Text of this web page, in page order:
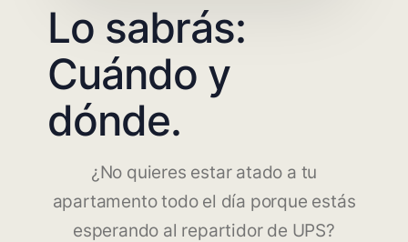
Lo sabrás:
Cuándo y
dónde.
¿No quieres estar atado a tu
apartamento todo el día porque estás
esperando al repartidor de UPS?